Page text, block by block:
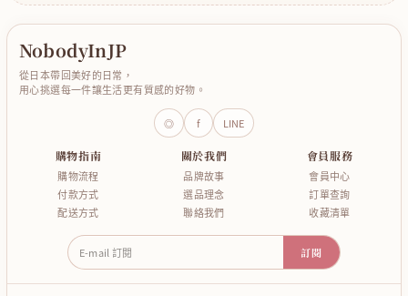
NobodyInJP
從日本帶回美好的日常，
用心挑選每一件讓生活更有質感的好物。
◎ f LINE
購物指南
購物流程
付款方式
配送方式
關於我們
品牌故事
選品理念
聯絡我們
會員服務
會員中心
訂單查詢
收藏清單
E-mail 訂閱 訂閱